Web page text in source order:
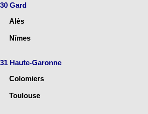
30 Gard
Alès
Nîmes
31 Haute-Garonne
Colomiers
Toulouse